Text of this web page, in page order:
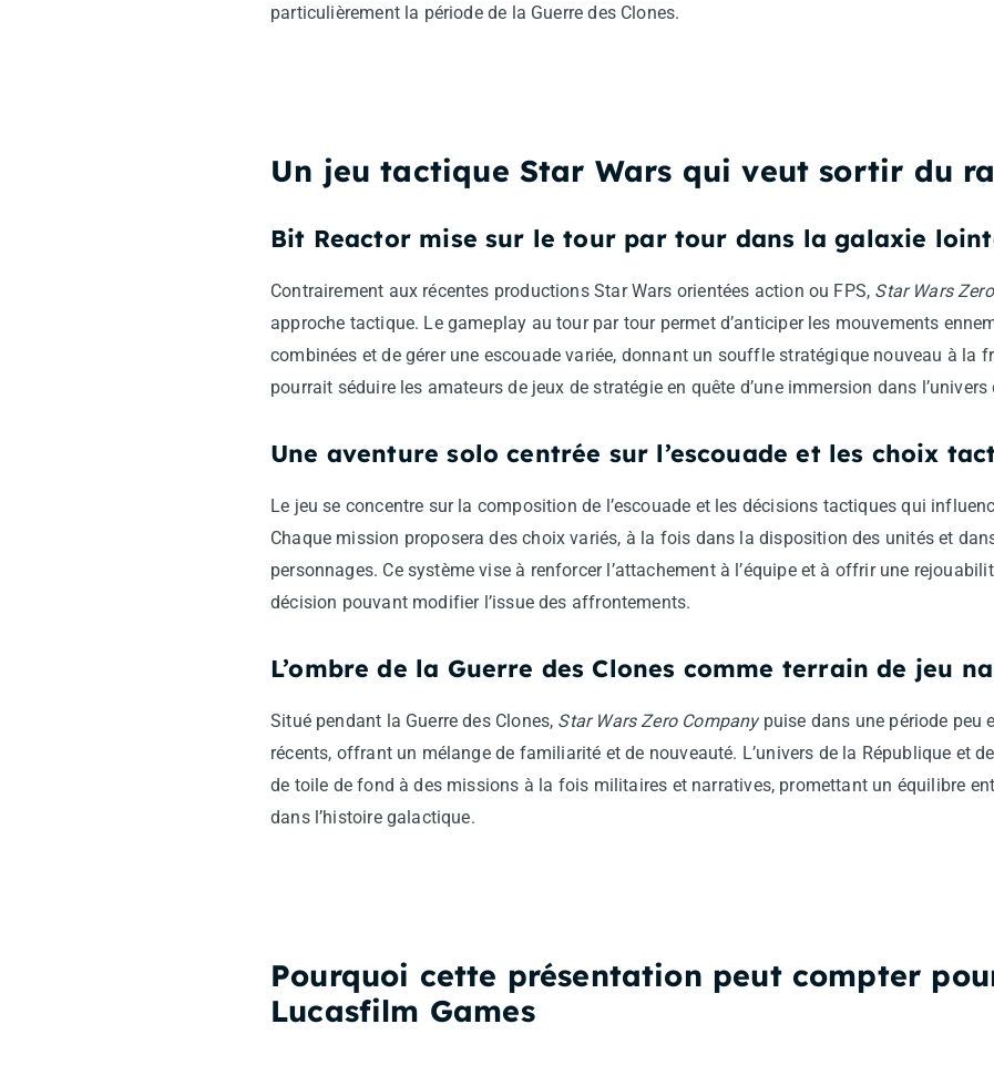
particulièrement la période de la Guerre des Clones.
Un jeu tactique Star Wars qui veut sortir du
Bit Reactor mise sur le tour par tour dans la galaxie
Contrairement aux récentes productions Star Wars orientées action ou FPS, Star Wars
approche tactique. Le gameplay au tour par tour permet d’anticiper les mouvements
combinées et de gérer une escouade variée, donnant un souffle stratégique nouveau à la
pourrait séduire les amateurs de jeux de stratégie en quête d’une immersion dans l’univers
Une aventure solo centrée sur l’escouade et les choix
Le jeu se concentre sur la composition de l’escouade et les décisions tactiques qui
Chaque mission proposera des choix variés, à la fois dans la disposition des unités et
personnages. Ce système vise à renforcer l’attachement à l’équipe et à offrir une
décision pouvant modifier l’issue des affrontements.
L’ombre de la Guerre des Clones comme terrain de jeu
Situé pendant la Guerre des Clones, Star Wars Zero Companypuise dans une période peu
récents, offrant un mélange de familiarité et de nouveauté. L’univers de la République et
de toile de fond à des missions à la fois militaires et narratives, promettant un équilibre
dans l’histoire galactique.
Pourquoi cette présentation peut compter
Lucasfilm Games